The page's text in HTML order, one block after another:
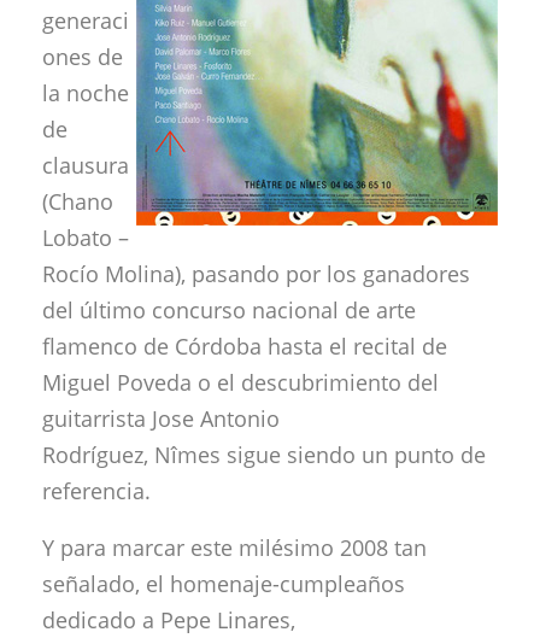
generaci
ones de
la noche
de
clausura
(Chano
Lobato –
Rocío Molina), pasando por los ganadores
del último concurso nacional de arte
flamenco de Córdoba hasta el recital de
Miguel Poveda o el descubrimiento del
guitarrista Jose Antonio
Rodríguez, Nîmes sigue siendo un punto de
referencia.
Y para marcar este milésimo 2008 tan
señalado, el homenaje-cumpleaños
dedicado a Pepe Linares,